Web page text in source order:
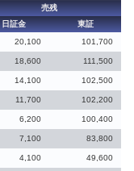
売残
日証金
東証
20,100 101,700
18,600 111,500
14,100 102,500
11,700 102,200
6,200 100,400
7,100 83,800
4,100 49,600